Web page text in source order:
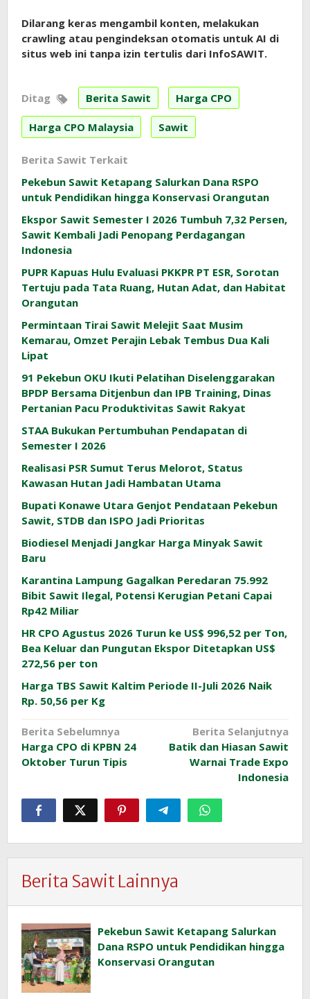
Dilarang keras mengambil konten, melakukan
crawling atau pengindeksan otomatis untuk AI di
situs web ini tanpa izin tertulis dari InfoSAWIT.
Ditag Berita Sawit Harga CPO
Harga CPO Malaysia Sawit
Berita Sawit Terkait
Pekebun Sawit Ketapang Salurkan Dana RSPO
untuk Pendidikan hingga Konservasi Orangutan
Ekspor Sawit Semester I 2026 Tumbuh 7,32 Persen,
Sawit Kembali Jadi Penopang Perdagangan
Indonesia
PUPR Kapuas Hulu Evaluasi PKKPR PT ESR, Sorotan
Tertuju pada Tata Ruang, Hutan Adat, dan Habitat
Orangutan
Permintaan Tirai Sawit Melejit Saat Musim
Kemarau, Omzet Perajin Lebak Tembus Dua Kali
Lipat
91 Pekebun OKU Ikuti Pelatihan Diselenggarakan
BPDP Bersama Ditjenbun dan IPB Training, Dinas
Pertanian Pacu Produktivitas Sawit Rakyat
STAA Bukukan Pertumbuhan Pendapatan di
Semester I 2026
Realisasi PSR Sumut Terus Melorot, Status
Kawasan Hutan Jadi Hambatan Utama
Bupati Konawe Utara Genjot Pendataan Pekebun
Sawit, STDB dan ISPO Jadi Prioritas
Biodiesel Menjadi Jangkar Harga Minyak Sawit
Baru
Karantina Lampung Gagalkan Peredaran 75.992
Bibit Sawit Ilegal, Potensi Kerugian Petani Capai
Rp42 Miliar
HR CPO Agustus 2026 Turun ke US$ 996,52 per Ton,
Bea Keluar dan Pungutan Ekspor Ditetapkan US$
272,56 per ton
Harga TBS Sawit Kaltim Periode II-Juli 2026 Naik
Rp. 50,56 per Kg
Navigasi
pos
Berita Sebelumnya
Harga CPO di KPBN 24
Oktober Turun Tipis
Berita Selanjutnya
Batik dan Hiasan Sawit
Warnai Trade Expo
Indonesia
Berita Sawit Lainnya
Pekebun Sawit Ketapang Salurkan
Dana RSPO untuk Pendidikan hingga
Konservasi Orangutan